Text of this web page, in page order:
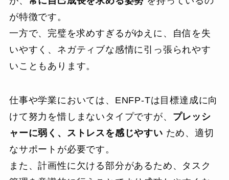
が特徴です。
一方で、完璧を求めすぎるがゆえに、自信を失
いやすく、ネガティブな感情に引っ張られやす
いこともあります。
仕事や学業においては、ENFP-Tは目標達成に向
けて努力を惜しまないタイプですが、 プレッシ
ャーに弱く、ストレスを感じやすい ため、適切
なサポートが必要です。
また、計画性に欠ける部分があるため、タスク